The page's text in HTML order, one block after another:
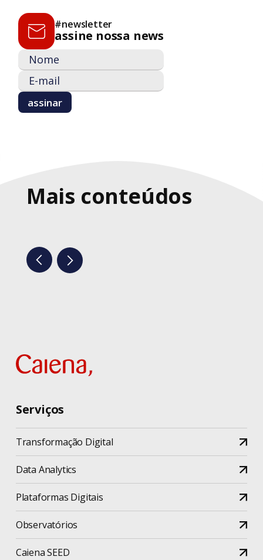
#newsletter
assine nossa news
Mais conteúdos
Serviços
Transformação Digital
Data Analytics
Plataformas Digitais
Observatórios
Caiena SEED